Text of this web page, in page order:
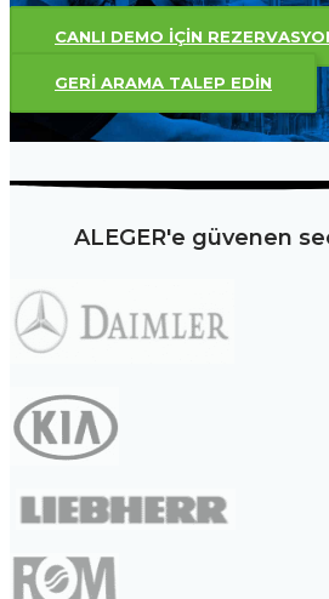
CANLI DEMO IÇIN
GERI ARAMA TALEP EDIN
ALEGER'e güvenen